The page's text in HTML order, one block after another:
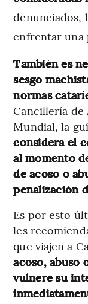
denunciados,
enfrentar una
También es
sesgo
normas
Cancillería de
Mundial, la
considera el
al momento
de acoso o
penalización
Es por esto
les
que viajen a
acoso, abuso
vulnere su